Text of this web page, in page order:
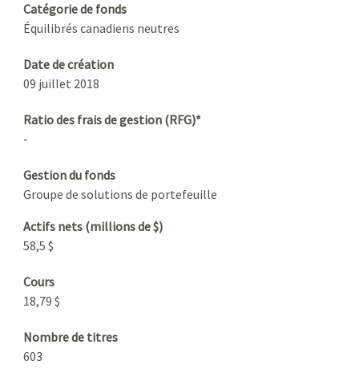
Catégorie de fonds
Équilibrés canadiens neutres
Date de création
09 juillet 2018
Ratio des frais de gestion (RFG)*
-
Gestion du fonds
Groupe de solutions de portefeuille
Actifs nets (millions de $)
58,5 $
Cours
18,79 $
Nombre de titres
603